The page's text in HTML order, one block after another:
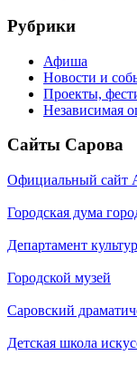
Рубрики
Афиша
Новости и
Проекты,
Независимая
Сайты Сарова
Официальный сайт
Городская дума
Департамент
Городской музей
Саровский
Детская школа